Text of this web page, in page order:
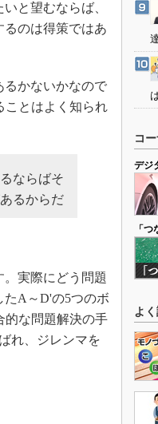
と望むならば、
るのは得策ではあ
かないかなので
ことはよく知られ
ならばそ
るからだ
実際にどう問題
たA～D'の5つのボ
的な問題解決の手
れ、ジレンマを
コ
デジ
「
よ